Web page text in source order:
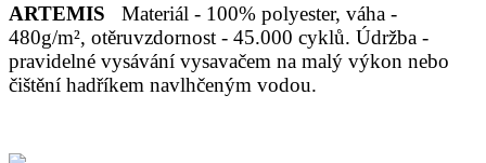
ARTEMIS
Materiál - 100% polyester, váha -
480g/m², otěruvzdornost - 45.000 cyklů. Údržba -
pravidelné vysávání vysavačem na malý výkon nebo
čištění hadříkem navlhčeným vodou.